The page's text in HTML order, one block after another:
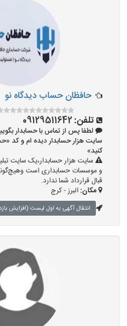
حافظان حساب دیدگاه نو
تلفن:09129511642
لطفا پس از تماس با حسابدار
کنید»
سایت هزار حسابدار،یک سایت
و موسسات حسابداری است
قبال قرارداد شما ندارد.
مکان: البرز - کرج
انتقال آگهی به اول لیست (افزایش